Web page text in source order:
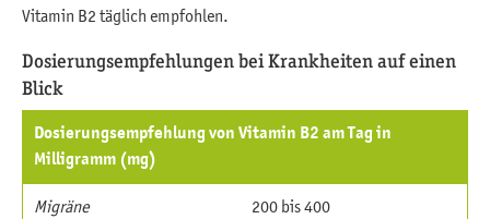
Vitamin B2 täglich empfohlen.
Dosierungsempfehlungen bei Krankheiten auf einen
Blick
Dosierungsempfehlung von Vitamin B2 am Tag in
Milligramm (mg)
Migräne 200 bis 400